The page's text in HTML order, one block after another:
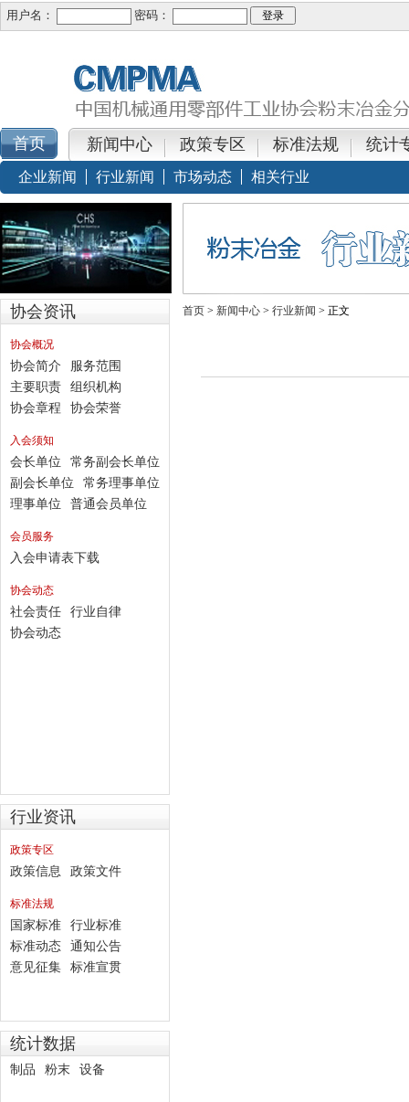
用户名： 密码：
新闻中心 政策专区 标准法规 统计
企业新闻 行业新闻 市场动态 相关行业
协会资讯
协会概况
协会简介
服务范围
主要职责
组织机构
协会章程
协会荣誉
入会须知
会长单位
常务副会长单位
副会长单位
常务理事单位
理事单位
普通会员单位
会员服务
入会申请表下载
协会动态
社会责任
行业自律
协会动态
行业资讯
政策专区
政策信息 政策文件
标准法规
国家标准
行业标准
标准动态
通知公告
意见征集
标准宣贯
统计数据
制品 粉末 设备
首页 > 新闻中心 > 行业新闻 > 正文